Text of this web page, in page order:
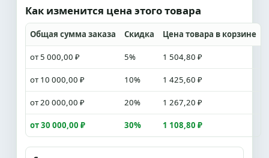
Как изменится цена этого товара
Общая сумма заказа Скидка Цена товара в корзине
от 5 000,00 ₽ 5% 1 504,80 ₽
от 10 000,00 ₽ 10% 1 425,60 ₽
от 20 000,00 ₽ 20% 1 267,20 ₽
от 30 000,00 ₽ 30% 1 108,80 ₽